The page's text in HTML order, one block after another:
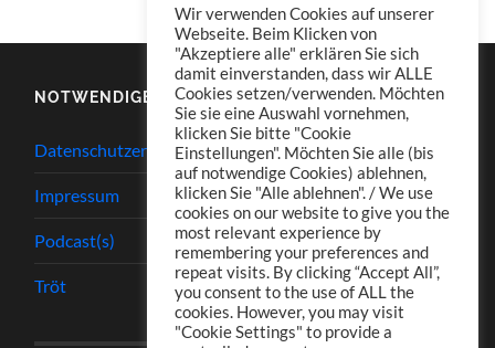
NOTWENDIGES
Datenschutzerklärung
Impressum
Podcast(s)
Tröt
Wir verwenden Cookies auf unserer
Webseite. Beim Klicken von
"Akzeptiere alle" erklären Sie sich
damit einverstanden, dass wir ALLE
Cookies setzen/verwenden. Möchten
Sie sie eine Auswahl vornehmen,
klicken Sie bitte "Cookie
Einstellungen". Möchten Sie alle (bis
auf notwendige Cookies) ablehnen,
klicken Sie "Alle ablehnen". / We use
cookies on our website to give you the
most relevant experience by
remembering your preferences and
repeat visits. By clicking “Accept All”,
you consent to the use of ALL the
cookies. However, you may visit
"Cookie Settings" to provide a